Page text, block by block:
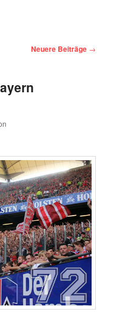
Neuere Beiträge →